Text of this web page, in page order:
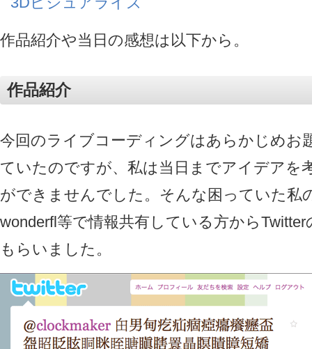
作品紹介や当日の感想は以下から。
作品紹介
今回のライブコーディングはあらかじめお
ていたのですが、私は当日までアイデアを
ができませんでした。そんな困っていた私
wonderfl等で情報共有している方から
もらいました。